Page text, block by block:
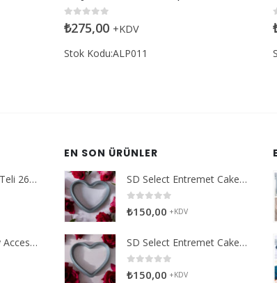
0
₺650,00 +KDV
Stok Kodu:BRD013
0
Hamilworth Çiçek Teli 26g Beyaz
Mesh Stencil Baby Accessories
EN SON ÜRÜNLER
SD Select Entremet Cake Series: Balloon Heart Cutter Small Cutter (Antreme Pasta Serisi: Balon Kalp Kesici)
0
₺150,00 +KDV
SD Select Entremet Cake Series: Balloon Heart Cutter Cutter (Antreme Pasta Serisi: Balon Kalp Kesici)
0
₺150,00 +KDV